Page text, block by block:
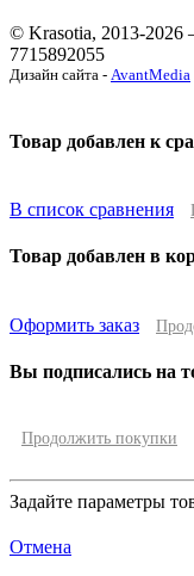
© Krasotia, 2013-
7715892055
Дизайн сайта - AvantMedia
Товар добавлен к
В список сравнения
Товар добавлен в
Оформить заказ
Вы подписались на
Продолжить покупки
Задайте параметры
Отмена